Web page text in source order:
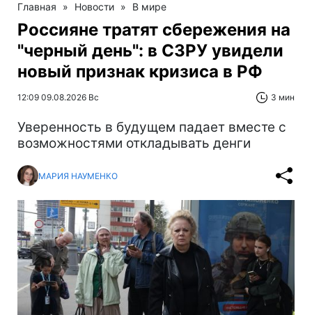
Главная » Новости » В мире
Россияне тратят сбережения на
"черный день": в СЗРУ увидели
новый признак кризиса в РФ
12:09 09.08.2026 Вс 3 мин
Уверенность в будущем падает вместе с
возможностями откладывать денги
МАРИЯ НАУМЕНКО